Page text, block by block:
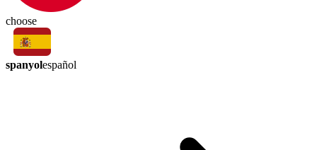
choose
spanyolespañol